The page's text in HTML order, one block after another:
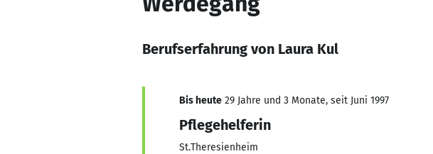
Berufserfahrung von Laura Kul
Bis heute 29 Jahre und 3 Monate, seit Juni 1997
Pflegehelferin
St.Theresienheim